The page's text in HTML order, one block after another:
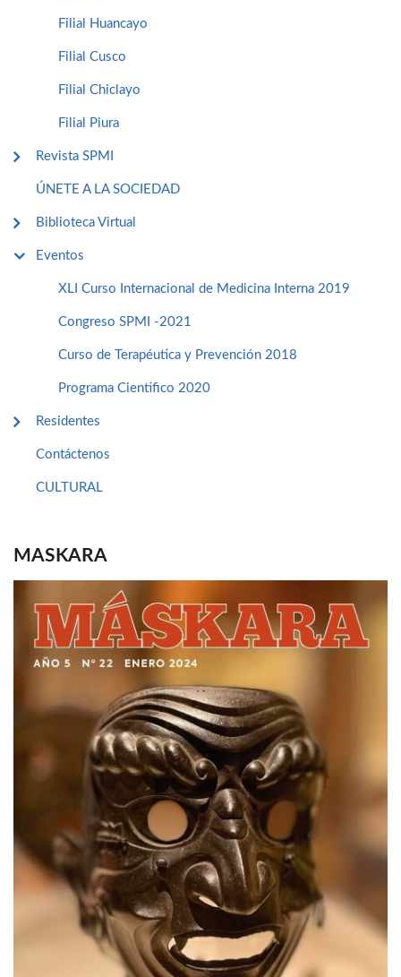
Filial Huancayo
Filial Cusco
Filial Chiclayo
Filial Piura
Revista SPMI
ÚNETE A LA SOCIEDAD
Biblioteca Virtual
Eventos
XLI Curso Internacional de Medicina Interna 2019
Congreso SPMI -2021
Curso de Terapéutica y Prevención 2018
Programa Cientifico 2020
Residentes
Contáctenos
CULTURAL
MASKARA